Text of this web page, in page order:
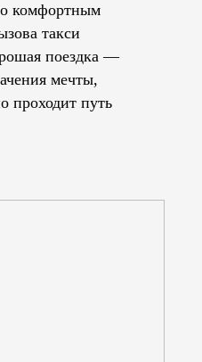
комфортным
такси
поездка —
мечты,
проходит путь